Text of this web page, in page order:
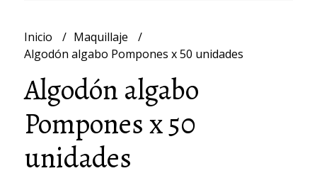
Inicio
Maquillaje
Algodón algabo Pompones x 50 unidades
Algodón algabo
Pompones x 50
unidades